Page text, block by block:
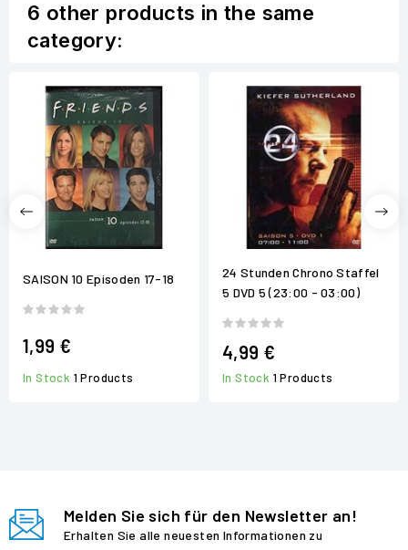
6 other products in the same
category:
SAISON 10 Episoden 17-18
1,99 €
In Stock 1 Products
24 Stunden Chrono Staffel
5 DVD 5 (23:00 - 03:00)
4,99 €
In Stock 1 Products
Melden Sie sich für den Newsletter an!
Erhalten Sie alle neuesten Informationen zu